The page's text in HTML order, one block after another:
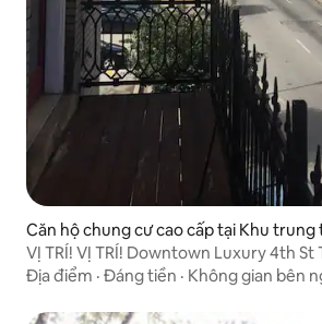
Căn hộ chung cư cao cấp tại Khu trung
ương mại
VỊ TRÍ! VỊ TRÍ! Downtown Luxury
Địa điểm · Đáng tiền · Không gian bên